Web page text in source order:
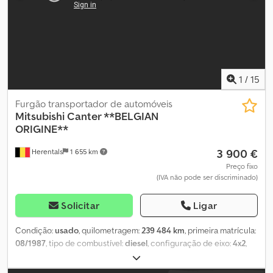
Estado técnico: muito bom Estado visual: muito bom Danos:
1 / 15
Herentals 1 655 km
Furgão transportador de automóveis
MitsubishiCanter **BELGIAN
ORIGINE**
3 900 €
Preço fixo
(IVA não pode ser discriminado)
Solicitar Ligar
Condição:usado, quilometragem:239 484 km, primeira matrícula:
08/1987, tipo de combustível:diesel, configuração de eixo:4x2,
, cabina do condutor:
diurna, tipo de engrenagem:mecânico, suspensão:aço,